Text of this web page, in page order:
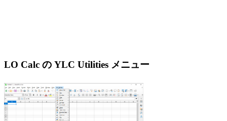
LO Calc の YLC Utilities メニュー